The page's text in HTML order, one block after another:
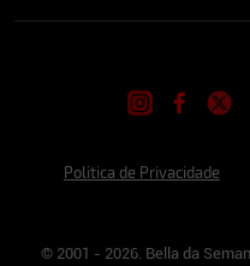
Politica de Privacidade
© 2001 - 2026. Bella da